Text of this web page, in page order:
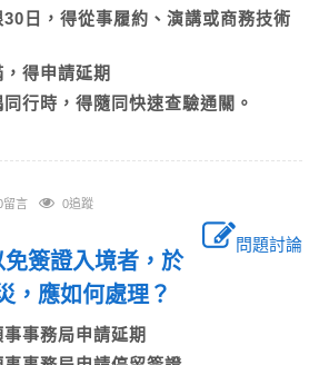
日，得從事履約、演講或商務技術
得申請延期
行時，得隨同快速查驗通關。
留言 0追蹤
問題討論
簽證入境者，於
，應如何處理？
事務局申請延期